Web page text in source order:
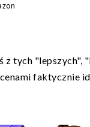
tych "lepszych",
faktycznie